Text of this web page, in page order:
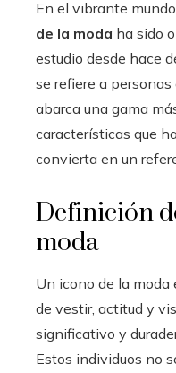
En el vibrante
de la moda ha sido
estudio desde hace
se refiere a
abarca una gama
características que
convierta en un
Definición
moda
Un icono de la moda
de vestir, actitud y
significativo y
Estos individuos no